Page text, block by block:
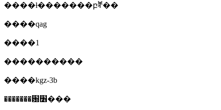
����ɫ�������բⶨ��
����qag
����1
����������
����kgz-3b
�������԰׶���